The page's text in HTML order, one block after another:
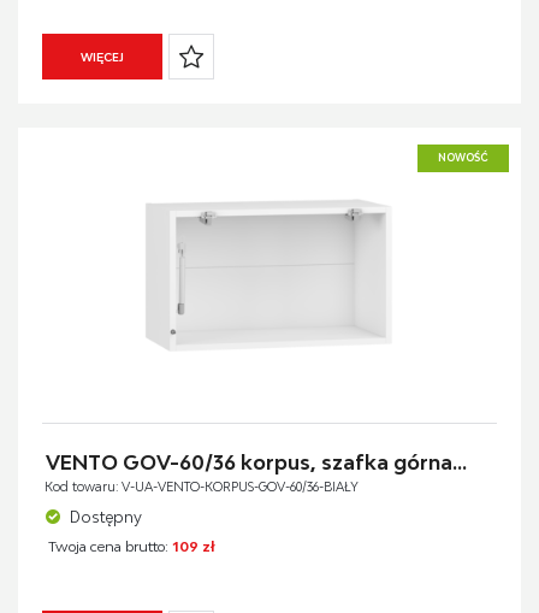
WIĘCEJ
NOWOŚĆ
VENTO GOV-60/36 korpus, szafka górna...
Kod towaru: V-UA-VENTO-KORPUS-GOV-60/36-BIAŁY
Dostępny
Twoja cena brutto: 109 zł